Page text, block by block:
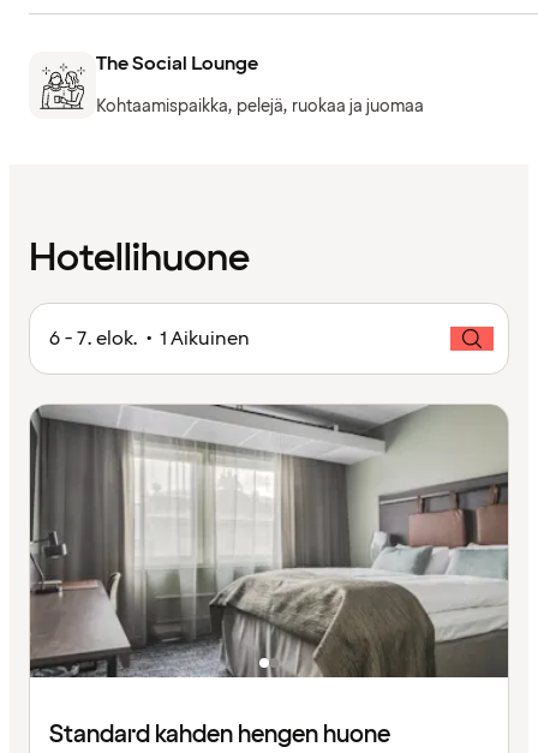
The Social Lounge
Kohtaamispaikka, pelejä, ruokaa ja juomaa
Hotellihuone
6 - 7. elok. • 1 Aikuinen
Standard kahden hengen huone